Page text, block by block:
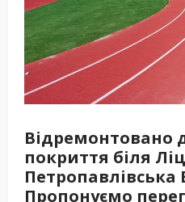
Відремонтовано
покриття біля
Петропавлівська
Пропонуємо